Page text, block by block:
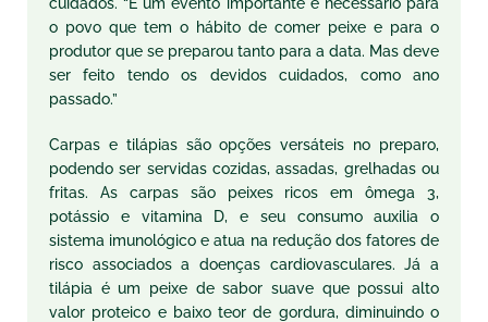
o povo que tem o hábito de comer peixe e para o
produtor que se preparou tanto para a data. Mas deve
ser feito tendo os devidos cuidados, como ano
passado.”
Carpas e tilápias são opções versáteis no preparo,
podendo ser servidas cozidas, assadas, grelhadas ou
fritas. As carpas são peixes ricos em ômega 3,
potássio e vitamina D, e seu consumo auxilia o
sistema imunológico e atua na redução dos fatores de
risco associados a doenças cardiovasculares. Já a
tilápia é um peixe de sabor suave que possui alto
valor proteico e baixo teor de gordura, diminuindo o